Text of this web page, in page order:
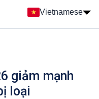
Vietnamese
giảm mạnh
loại